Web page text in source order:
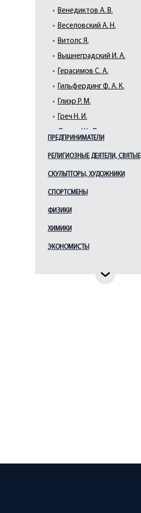
Венедиктов А. В.
Веселовский А. Н.
Витолс Я.
Вышнеградский И. А.
Герасимов С. А.
Гильфердинг Ф. А. К.
Глиэр Р. М.
Греч Н. И.
Каплан Э. И.
Кардовский Д. Н.
Козинцев Г. М.
Маковский К. Е.
Тенишева М. К.
ПРЕДПРИНИМАТЕЛИ
РЕЛИГИОЗНЫЕ ДЕЯТЕЛИ, СВЯТЫЕ
СКУЛЬПТОРЫ, ХУДОЖНИКИ
СПОРТСМЕНЫ
ФИЗИКИ
ХИМИКИ
ЭКОНОМИСТЫ